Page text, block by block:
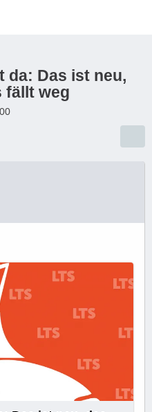
da: Das ist neu,
fällt weg